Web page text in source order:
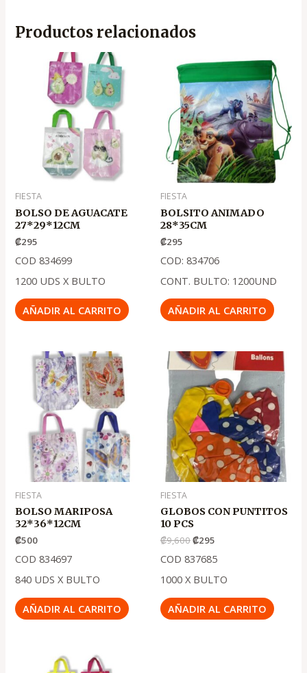
Productos relacionados
FIESTA
BOLSO DE AGUACATE
27*29*12CM
₡295
COD 834699
1200 UDS X BULTO
AÑADIR AL CARRITO
FIESTA
BOLSITO ANIMADO
28*35CM
₡295
COD: 834706
CONT. BULTO: 1200UND
AÑADIR AL CARRITO
FIESTA
BOLSO MARIPOSA
32*36*12CM
₡500
COD 834697
840 UDS X BULTO
AÑADIR AL CARRITO
FIESTA
GLOBOS CON PUNTITOS
10 PCS
₡9,600
El
precio
original
era:
.
₡9,600
₡295
El
precio
actual
es:
.
₡295
COD 837685
1000 X BULTO
AÑADIR AL CARRITO